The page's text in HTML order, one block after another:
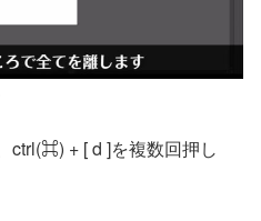
ctrl(⌘) + [ d ]を複数回押し